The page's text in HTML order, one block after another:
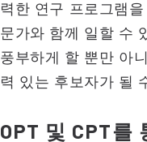
력한 연구 프로그램
문가와 함께 일할 수
풍부하게 할 뿐만 아
력 있는 후보자가 될
OPT 및 CPT를